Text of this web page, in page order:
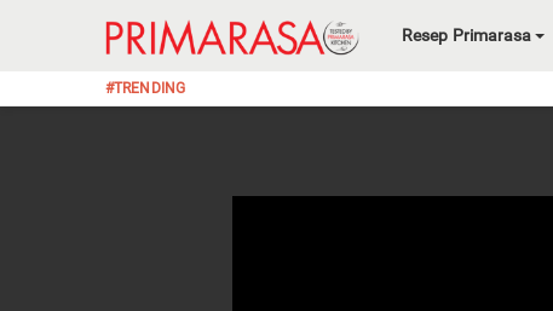
Resep Primarasa
#TRENDING